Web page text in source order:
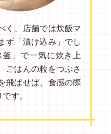
く、店舗では炊飯マ
ず「漬け込み」でし
釜」で一気に炊き上
ごはんの粒をつぶさ
飛ばせば、食感の際
す。